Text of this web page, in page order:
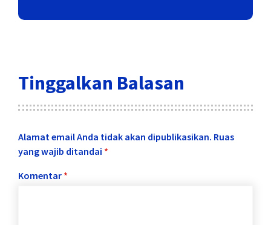
Tinggalkan Balasan
Alamat email Anda tidak akan dipublikasikan. Ruas
yang wajib ditandai *
Komentar *